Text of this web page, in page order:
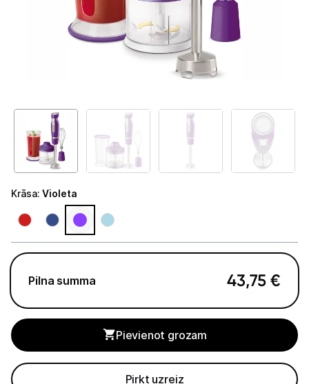
Telefoni, planšetdatori
Viedierīces
Iebūvējamā tehnika
Mazā tehnika
Kafijas pagatavošana
Mazā virtuves tehnika
Mikroviļņu krāsnis
Tējkannas
Blenderi
Virtuves kombaini
Krāsa: Violeta
Pilna summa 43,75 €
Pievienot grozam
Pirkt uzreiz